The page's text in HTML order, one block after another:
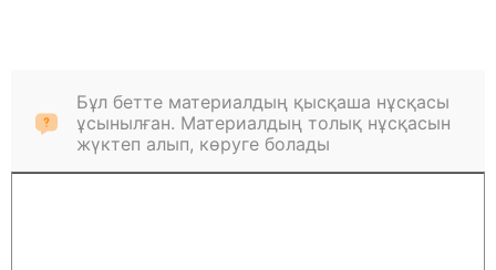
Бұл бетте материалдың қысқаша нұсқасы
ұсынылған. Материалдың толық нұсқасын
жүктеп алып, көруге болады